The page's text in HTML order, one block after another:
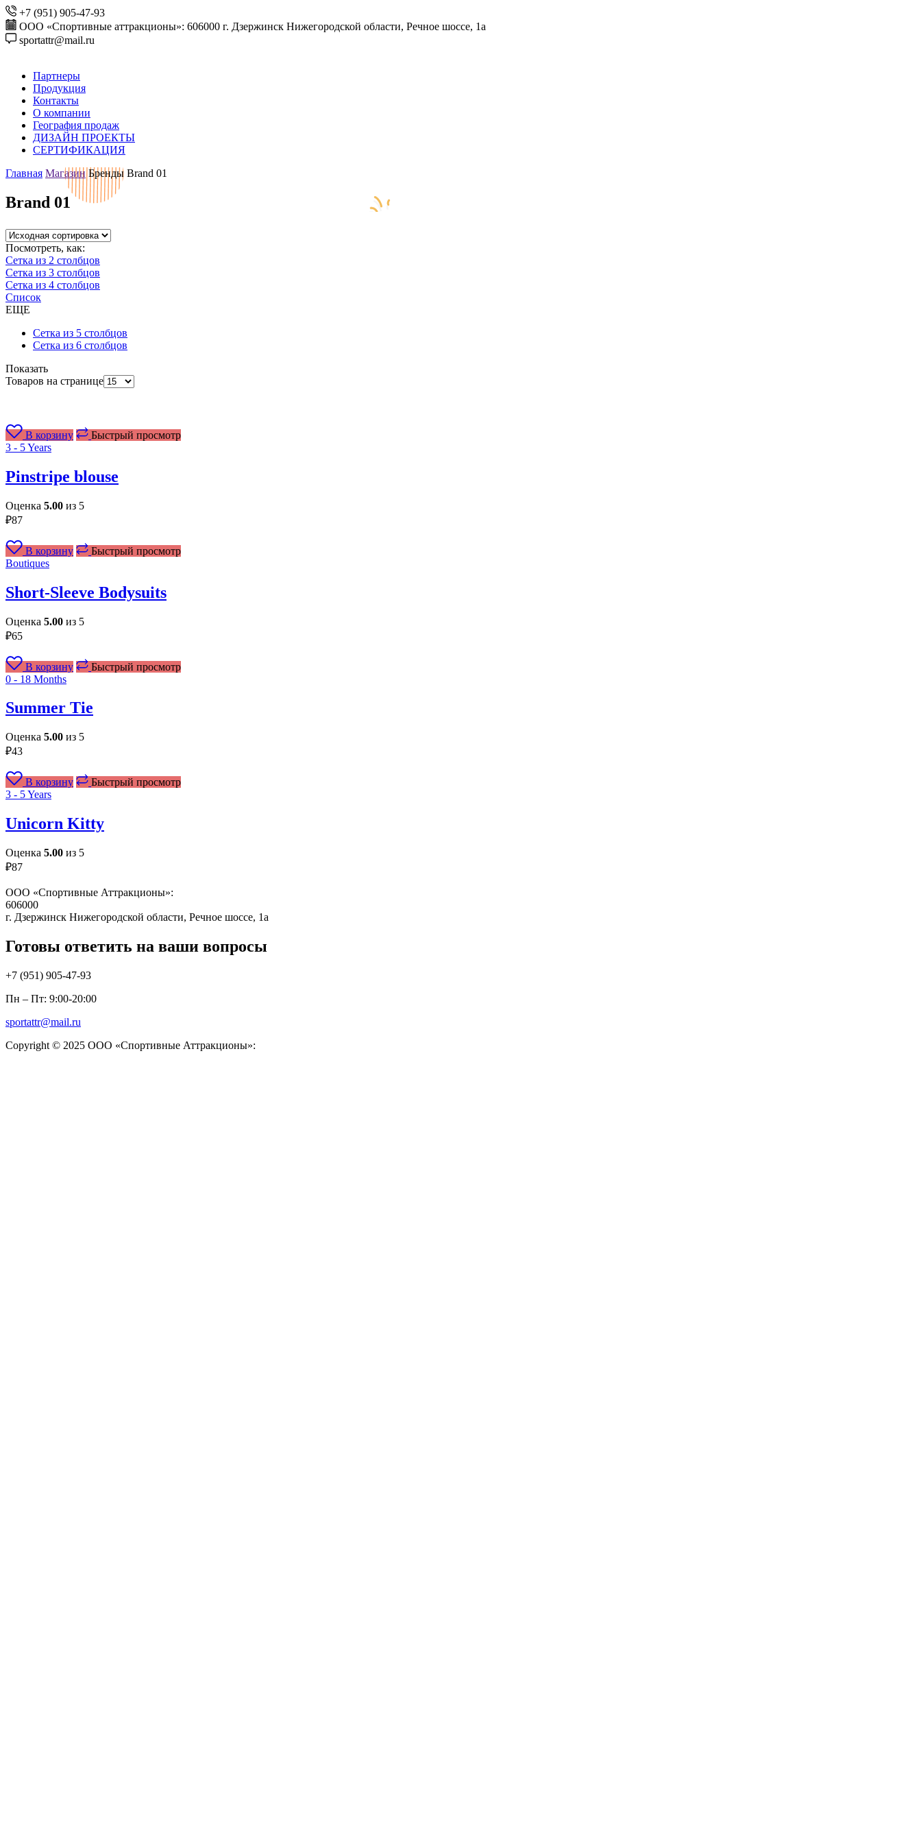
+7 (951) 905-47-93
ООО «Спортивные аттракционы»: 606000 г. Дзержинск Нижегородской области, Речное шоссе, 1а
sportattr@mail.ru
Партнеры
Продукция
Контакты
О компании
География продаж
ДИЗАЙН ПРОЕКТЫ
СЕРТИФИКАЦИЯ
Главная Магазин Бренды Brand 01
Brand 01
Посмотреть, как:
Сетка из 2 столбцов
Сетка из 3 столбцов
Сетка из 4 столбцов
Список
ЕЩЕ
Сетка из 5 столбцов
Сетка из 6 столбцов
Показать
Товаров на странице
В корзину
Быстрый просмотр
3 - 5 Years
Pinstripe blouse
Оценка 5.00 из 5
₽87
В корзину
Быстрый просмотр
Boutiques
Short-Sleeve Bodysuits
Оценка 5.00 из 5
₽65
В корзину
Быстрый просмотр
0 - 18 Months
Summer Tie
Оценка 5.00 из 5
₽43
В корзину
Быстрый просмотр
3 - 5 Years
Unicorn Kitty
Оценка 5.00 из 5
₽87
ООО «Спортивные Аттракционы»:
606000
г. Дзержинск Нижегородской области, Речное шоссе, 1а
Готовы ответить на ваши вопросы
+7 (951) 905-47-93
Пн – Пт: 9:00-20:00
sportattr@mail.ru
Copyright © 2025 ООО «Спортивные Аттракционы»: